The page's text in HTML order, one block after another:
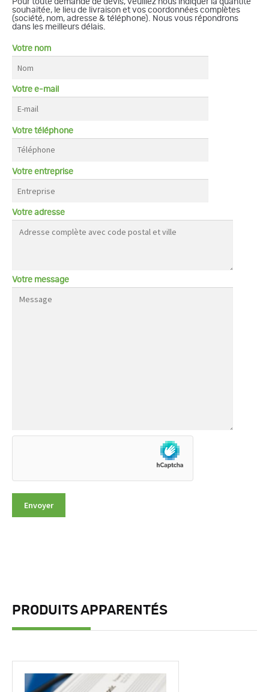
souhaitée, le lieu de livraison et vos coordonnées complètes
(société, nom, adresse & téléphone). Nous vous répondrons
dans les meilleurs délais.
Votre nom
Votre e-mail
Votre téléphone
Votre entreprise
Votre adresse
Votre message
PRODUITS APPARENTÉS